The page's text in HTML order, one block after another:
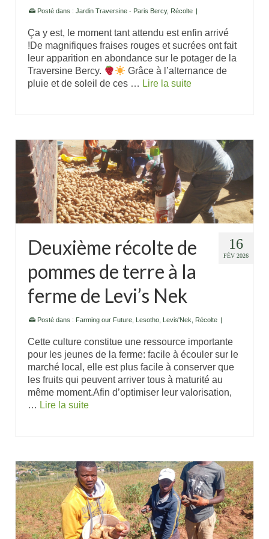
Posté dans : Jardin Traversine - Paris Bercy, Récolte |
Ça y est, le moment tant attendu est enfin arrivé
!De magnifiques fraises rouges et sucrées ont fait
leur apparition en abondance sur le potager de la
Traversine Bercy.
Grâce à l’alternance de
pluie et de soleil de ces … Lire la suite
16
FÉV 2026
Deuxième récolte de
pommes de terre à la
ferme de Levi’s Nek
Posté dans : Farming our Future Lesotho Levis'Nek Récolte |
Cette culture constitue une ressource importante
pour les jeunes de la ferme: facile à écouler sur le
marché local, elle est plus facile à conserver que
les fruits qui peuvent arriver tous à maturité au
même moment.Afin d’optimiser leur valorisation,
… Lire la suite